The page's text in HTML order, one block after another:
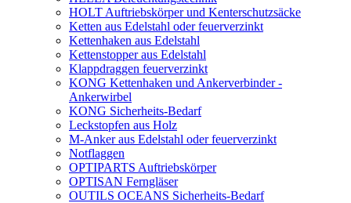
HOLT Auftriebskörper und Kenterschutzsäcke
Ketten aus Edelstahl oder feuerverzinkt
Kettenhaken aus Edelstahl
Kettenstopper aus Edelstahl
Klappdraggen feuerverzinkt
KONG Kettenhaken und Ankerverbinder -
Ankerwirbel
KONG Sicherheits-Bedarf
Leckstopfen aus Holz
M-Anker aus Edelstahl oder feuerverzinkt
Notflaggen
OPTIPARTS Auftriebskörper
OPTISAN Ferngläser
OUTILS OCEANS Sicherheits-Bedarf